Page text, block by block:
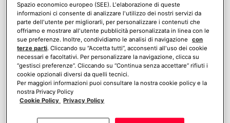
Video allarme gsm: perché scegliere l’antifurto
Spazio economico europeo (SEE). L'elaborazione di queste
informazioni ci consente di analizzare l'utilizzo dei nostri servizi da
parte dell'utente per migliorarli, per personalizzare i contenuti che
offriamo e mostrare all'utente pubblicità personalizzata in linea con le
sue preferenze. Inoltre, condividiamo le analisi di navigazione
con
terze parti. Cliccando su “Accetta tutti”, acconsenti all'uso dei cookie
necessari e facoltativi. Per personalizzare la navigazione, clicca su
“gestisci preferenze”. Cliccando su “Continua senza accettare” rifiuti i
cookie opzionali diversi da quelli tecnici.
Per maggiori informazioni puoi consultare la nostra cookie policy e la
nostra Privacy Policy
Cookie Policy Privacy Policy